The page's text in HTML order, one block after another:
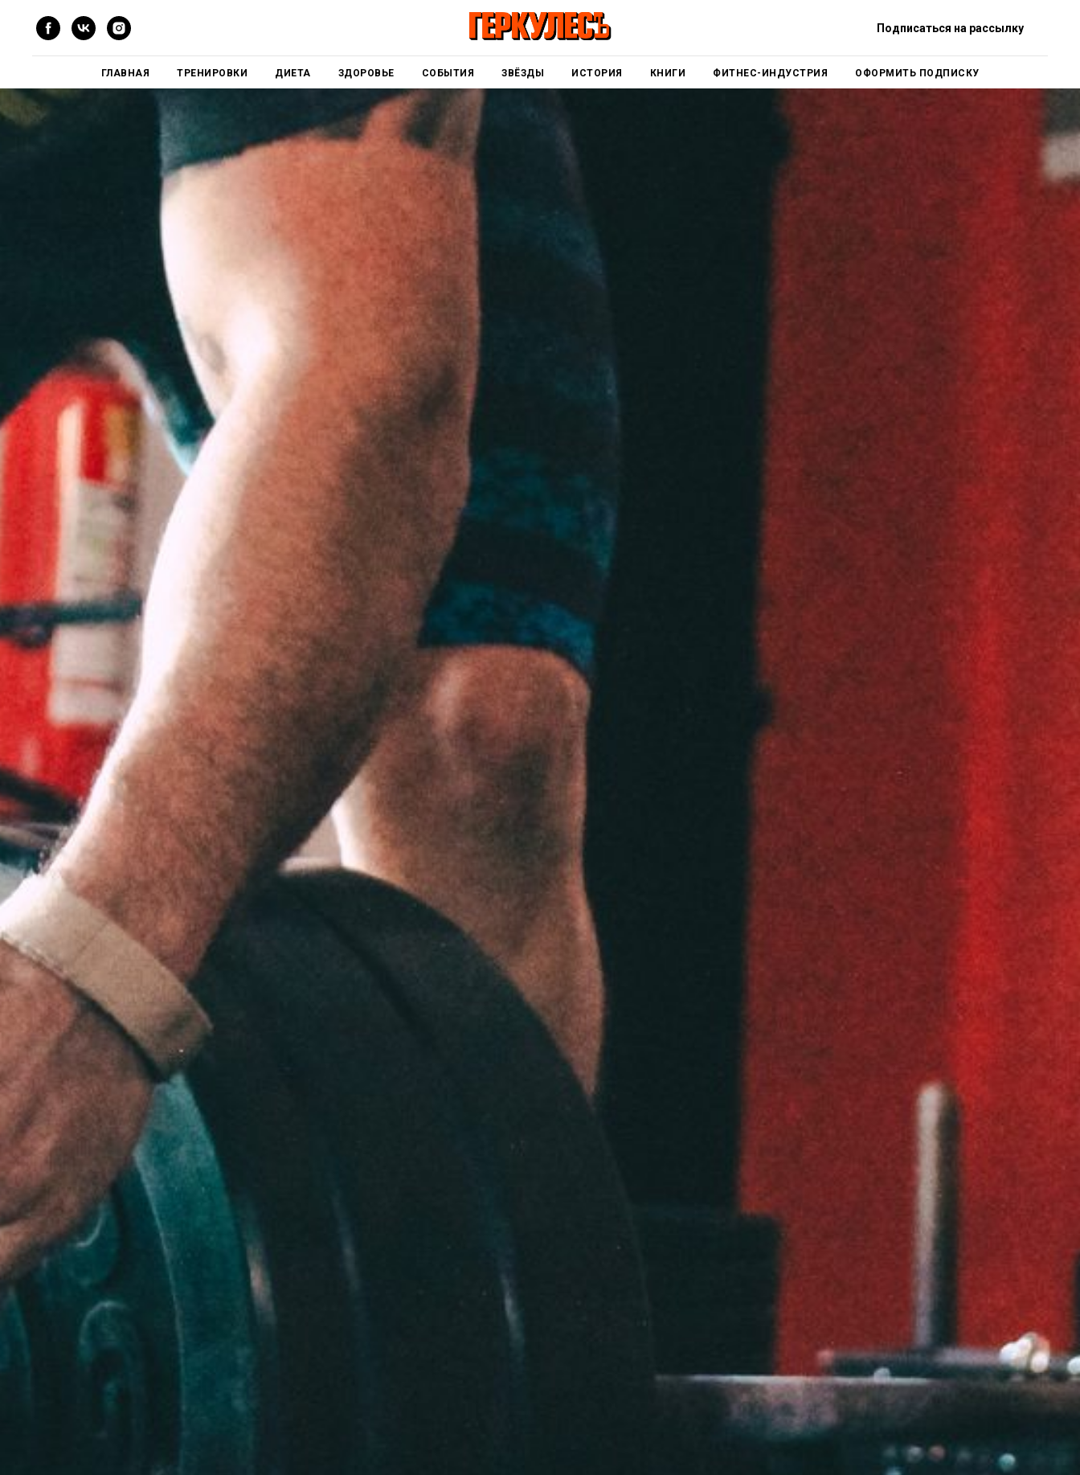
Подписаться на рассылку
ГЛАВНАЯ ТРЕНИРОВКИ ДИЕТА ЗДОРОВЬЕ СОБЫТИЯ ЗВЁЗДЫ ИСТОРИЯ КНИГИ ФИТНЕС-ИНДУСТРИЯ ОФОРМИТЬ ПОДПИСКУ